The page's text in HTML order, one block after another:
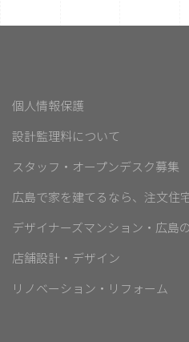
個人情報保護
設計監理料について
スタッフ・オープンデスク募集
広島で家を建てるなら、注文住
デザイナーズマンション・広島
店舗設計・デザイン
リノベーション・リフォーム